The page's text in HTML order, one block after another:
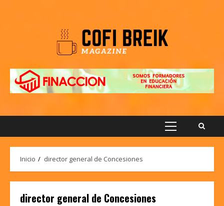
Menú
Inicio director general de Concesiones
director general de Concesiones